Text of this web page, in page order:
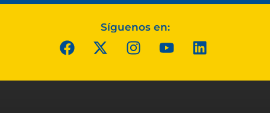
Síguenos en: